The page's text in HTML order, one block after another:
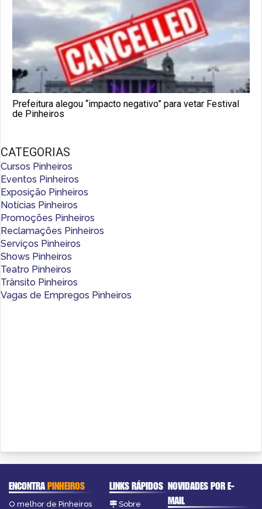
Prefeitura alegou “impacto negativo” para vetar Festival
de Pinheiros
CATEGORIAS
Cursos Pinheiros
Eventos Pinheiros
Exposição Pinheiros
Notícias Pinheiros
Promoções Pinheiros
Reclamações Pinheiros
Serviços Pinheiros
Shows Pinheiros
Teatro Pinheiros
Trânsito Pinheiros
Vagas de Empregos Pinheiros
ENCONTRAPINHEIROS
O melhor de Pinheiros
LINKS RÁPIDOS
Sobre
NOVIDADES POR E-
MAIL